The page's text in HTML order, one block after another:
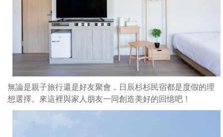
無論是親子旅行還是好友聚會，日辰杉杉民宿都是度假的理
想選擇。來這裡與家人朋友一同創造美好的回憶吧！